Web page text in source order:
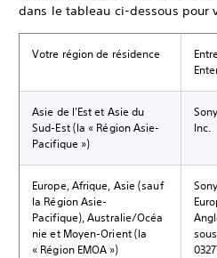
dans le tableau ci-dessous pour
Votre région de résidence
Asie de l'Est et Asie du
Sud-Est (la « Région Asie-
Pacifique »)
Inc.
Europe, Afrique, Asie (sauf
la Région Asie-
Pacifique), Australie/Océa
nie et Moyen-Orient (la
« Région EMOA »)